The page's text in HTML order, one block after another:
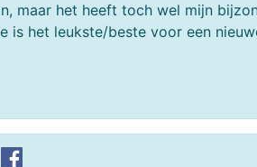
maar het heeft toch wel mijn
is het leukste/beste voor een